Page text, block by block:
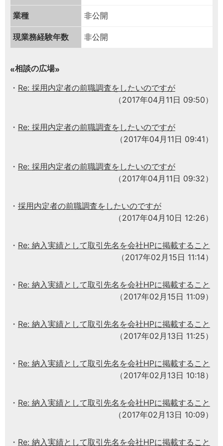
業種 非公開
現業務経験年数 非公開
相談の広場
Re: 採用内定者の前職調査をしたいのですが
（2017年04月11日 09:50）
Re: 採用内定者の前職調査をしたいのですが
（2017年04月11日 09:41）
Re: 採用内定者の前職調査をしたいのですが
（2017年04月11日 09:32）
採用内定者の前職調査をしたいのですが
（2017年04月10日 12:26）
Re: 納入実績として取引先名を会社HPに掲載すること
（2017年02月15日 11:14）
Re: 納入実績として取引先名を会社HPに掲載すること
（2017年02月15日 11:09）
Re: 納入実績として取引先名を会社HPに掲載すること
（2017年02月13日 11:25）
Re: 納入実績として取引先名を会社HPに掲載すること
（2017年02月13日 10:18）
Re: 納入実績として取引先名を会社HPに掲載すること
（2017年02月13日 10:09）
Re: 納入実績として取引先名を会社HPに掲載すること